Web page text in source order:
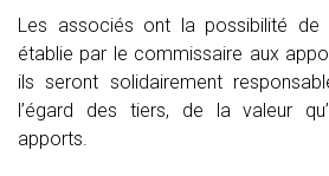
Les associés ont la possibilité de
établie par le commissaire aux
ils seront solidairement
l’égard des tiers, de la valeur
apports.